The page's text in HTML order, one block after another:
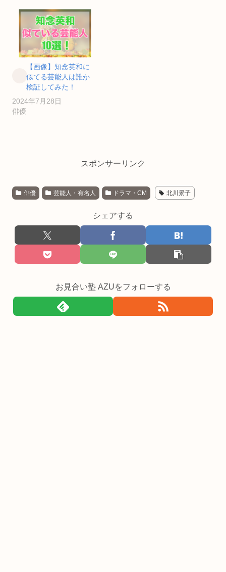
【画像】知念英和に
似てる芸能人は誰か
検証してみた！
2024年7月28日
俳優
スポンサーリンク
俳優 芸能人・有名人 ドラマ・CM 北川景子
シェアする
お見合い塾 AZUをフォローする